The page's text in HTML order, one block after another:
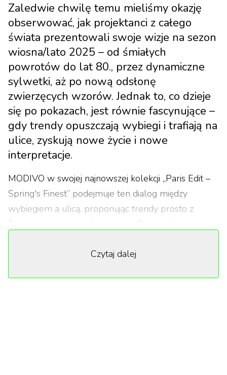
Zaledwie chwilę temu mieliśmy okazję
obserwować, jak projektanci z całego
świata prezentowali swoje wizje na sezon
wiosna/lato 2025 – od śmiałych
powrotów do lat 80., przez dynamiczne
sylwetki, aż po nową odsłonę
zwierzęcych wzorów. Jednak to, co dzieje
się po pokazach, jest równie fascynujące –
gdy trendy opuszczają wybiegi i trafiają na
ulice, zyskują nowe życie i nowe
interpretacje.
MODIVO w swojej najnowszej kolekcji „Paris Edit –
Spring's Finest” podejmuje ten dialog między
wybiegiem a ulicą, proponując trendy prosto z
Paryża w wersji ready-to-wear. Sesja zdjęciowa,
kamienicy, doskonale oddaje ducha kolekcji będącej
Czytaj dalej